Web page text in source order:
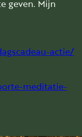
geven. Mijn
actie/
meditatie-